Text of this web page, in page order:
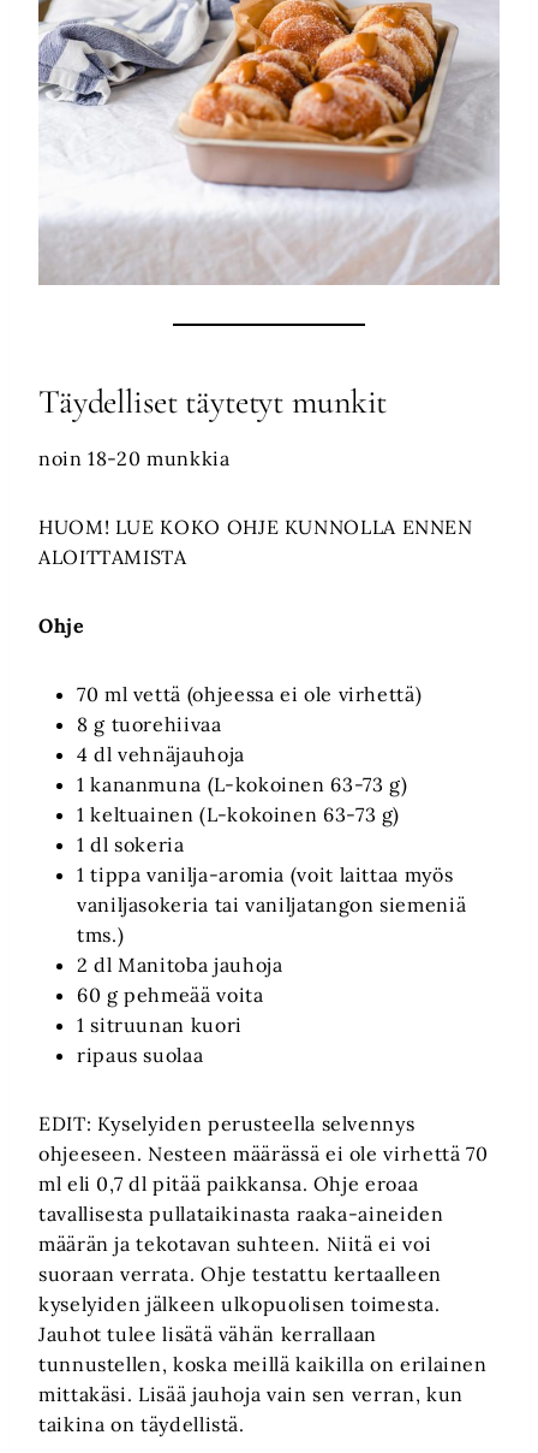
Täydelliset täytetyt munkit
noin 18-20 munkkia
HUOM! LUE KOKO OHJE KUNNOLLA ENNEN
ALOITTAMISTA
Ohje
70 ml vettä (ohjeessa ei ole virhettä)
8 g tuorehiivaa
4 dl vehnäjauhoja
1 kananmuna (L-kokoinen 63-73 g)
1 keltuainen (L-kokoinen 63-73 g)
1 dl sokeria
1 tippa vanilja-aromia (voit laittaa myös
vaniljasokeria tai vaniljatangon siemeniä
tms.)
2 dl Manitoba jauhoja
60 g pehmeää voita
1 sitruunan kuori
ripaus suolaa
EDIT: Kyselyiden perusteella selvennys
ohjeeseen. Nesteen määrässä ei ole virhettä 70
ml eli 0,7 dl pitää paikkansa. Ohje eroaa
tavallisesta pullataikinasta raaka-aineiden
määrän ja tekotavan suhteen. Niitä ei voi
suoraan verrata. Ohje testattu kertaalleen
kyselyiden jälkeen ulkopuolisen toimesta.
Jauhot tulee lisätä vähän kerrallaan
tunnustellen, koska meillä kaikilla on erilainen
mittakäsi. Lisää jauhoja vain sen verran, kun
taikina on täydellistä.